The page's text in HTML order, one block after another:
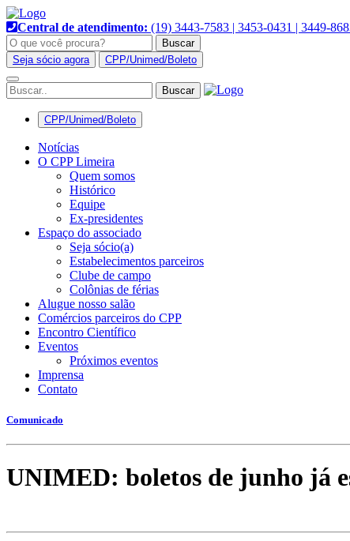
Pular
para
o
conteúdo
Central de atendimento: (19) 3443-7583 | 3453-0431 | 3449-
Buscar
Seja sócio agora
CPP/Unimed/Boleto
Alternar
navegação
CPP/Unimed/Boleto
Notícias
O CPP Limeira
Quem somos
Histórico
Equipe
Ex-presidentes
Espaço do associado
Seja sócio(a)
Estabelecimentos parceiros
Clube de campo
Colônias de férias
Alugue nosso salão
Comércios parceiros do CPP
Encontro Científico
Eventos
Próximos eventos
Imprensa
Contato
Comunicado
UNIMED: boletos de junho já